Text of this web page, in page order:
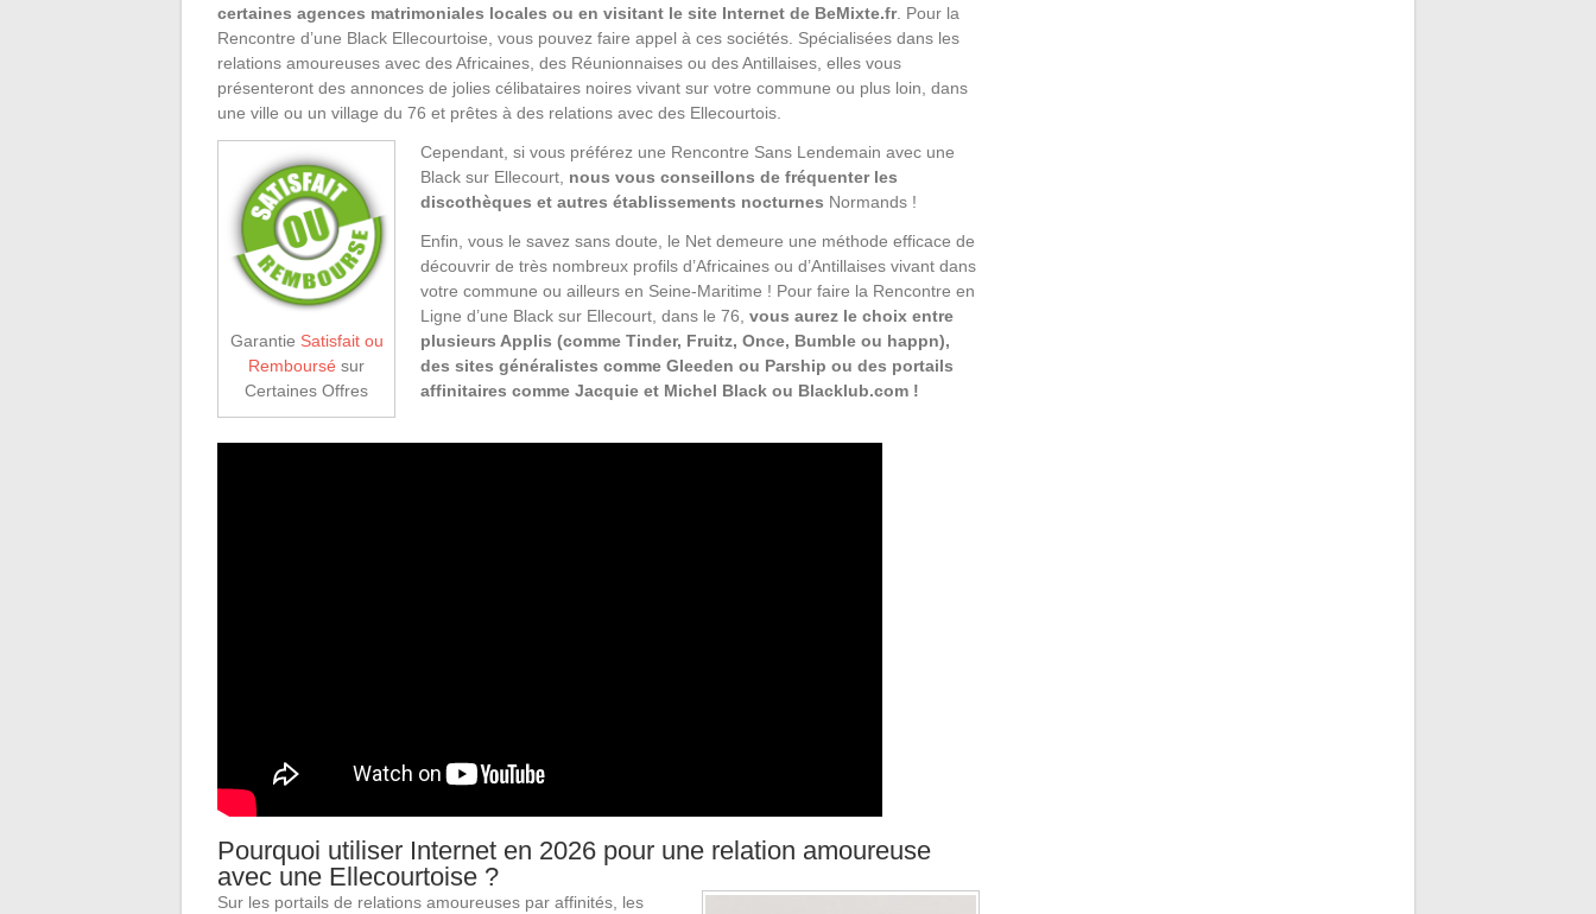
certaines agences matrimoniales locales ou en visitant le site Internet de BeMixte.fr. Pour la
Rencontre d’une Black Ellecourtoise, vous pouvez faire appel à ces sociétés. Spécialisées dans les
relations amoureuses avec des Africaines, des Réunionnaises ou des Antillaises, elles vous
présenteront des annonces de jolies célibataires noires vivant sur votre commune ou plus loin, dans
une ville ou un village du 76 et prêtes à des relations avec des Ellecourtois.
Garantie Satisfait ou
Remboursé sur
Certaines Offres
Cependant, si vous préférez une Rencontre Sans Lendemain avec une
Black sur Ellecourt, nous vous conseillons de fréquenter les
discothèques et autres établissements nocturnes Normands !
Enfin, vous le savez sans doute, le Net demeure une méthode efficace de
découvrir de très nombreux profils d’Africaines ou d’Antillaises vivant dans
votre commune ou ailleurs en Seine-Maritime ! Pour faire la Rencontre en
Ligne d’une Black sur Ellecourt, dans le 76, vous aurez le choix entre
plusieurs Applis (comme Tinder, Fruitz, Once, Bumble ou happn),
des sites généralistes comme Gleeden ou Parship ou des portails
affinitaires comme Jacquie et Michel Black ou Blacklub.com !
Pourquoi utiliser Internet en 2026 pour une relation amoureuse
avec une Ellecourtoise ?
Sur les portails de relations amoureuses par affinités, les